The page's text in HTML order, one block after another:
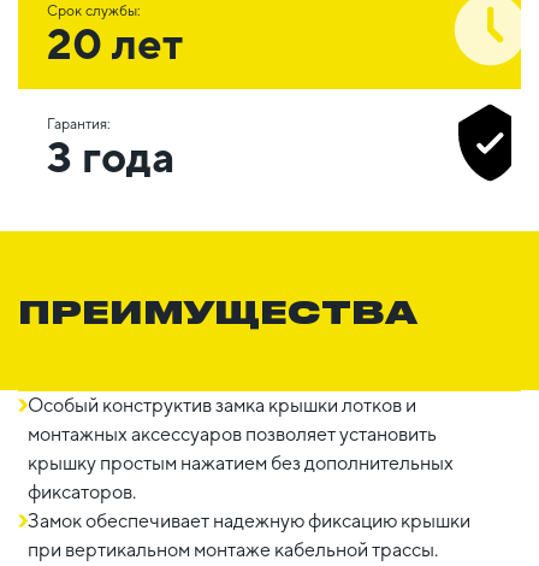
Срок службы:
20 лет
Гарантия:
3 года
ПРЕИМУЩЕСТВА
Особый конструктив замка крышки лотков и
монтажных аксессуаров позволяет установить
крышку простым нажатием без дополнительных
фиксаторов.
Замок обеспечивает надежную фиксацию крышки
при вертикальном монтаже кабельной трассы.